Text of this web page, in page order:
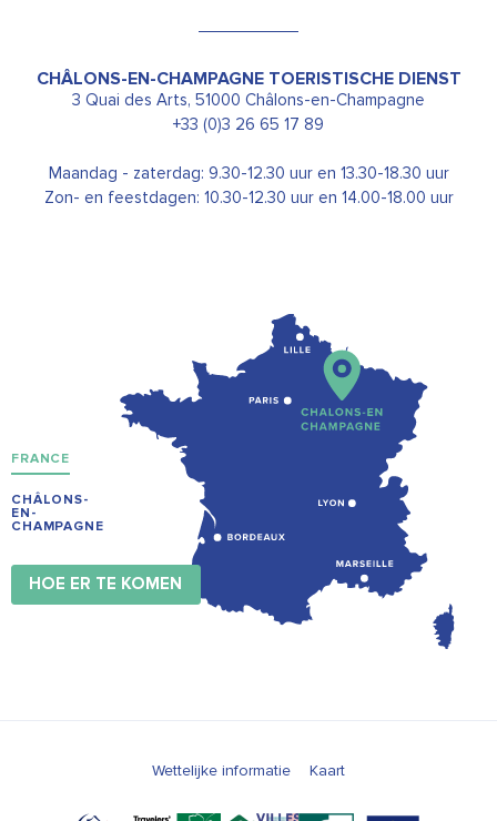
CHÂLONS-EN-CHAMPAGNE TOERISTISCHE DIENST
3 Quai des Arts, 51000 Châlons-en-Champagne
+33 (0)3 26 65 17 89
Maandag - zaterdag: 9.30-12.30 uur en 13.30-18.30 uur
Zon- en feestdagen: 10.30-12.30 uur en 14.00-18.00 uur
FRANCE
CHÂLONS-
EN-
CHAMPAGNE
HOE ER TE KOMEN
Wettelijke informatie Kaart